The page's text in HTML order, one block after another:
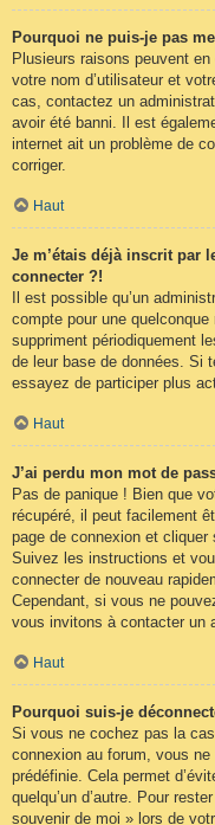
Pourquoi ne puis-je pas
Plusieurs raisons peuvent
votre nom d’utilisateur et
cas, contactez un
avoir été banni. Il est
internet ait un problème de
corriger.
Haut
Je m’étais déjà inscrit par
connecter ?!
Il est possible qu’un
compte pour une
suppriment périodiquement
de leur base de données. Si
essayez de participer plus
Haut
J’ai perdu mon mot de
Pas de panique ! Bien que
récupéré, il peut facilement
page de connexion et cliquer
Suivez les instructions et
connecter de nouveau
Cependant, si vous ne
vous invitons à contacter un
Haut
Pourquoi suis-je
Si vous ne cochez pas la
connexion au forum, vous
prédéfinie. Cela permet
quelqu’un d’autre. Pour
souvenir de moi » lors de